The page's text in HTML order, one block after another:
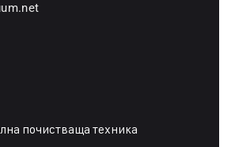
почистваща техника